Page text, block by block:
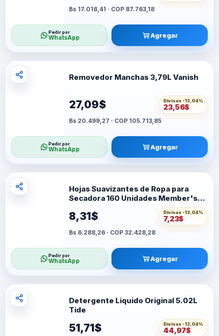
Bs 17.018,41 · COP 87.763,18
Pedir por
WhatsApp Agregar
Removedor Manchas 3,79L Vanish
27,09$ Divisas -13,04%
23,56$
Bs 20.499,27 · COP 105.713,85
Pedir por
WhatsApp Agregar
Hojas Suavizantes de Ropa para
Secadora 160 Unidades Member's
8,31$ Divisas -13,04%
7,23$
Bs 6.288,26 · COP 32.428,28
Pedir por
WhatsApp Agregar
Detergente Liquido Original 5.02L
Tide
51,71$ Divisas -13,04%
44,97$